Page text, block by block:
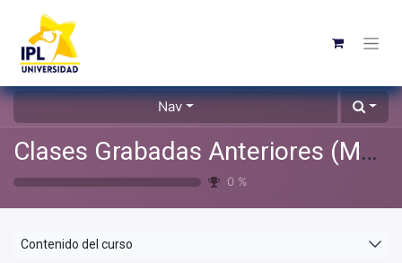
Nav
Clases Grabadas Anteriores (Material de apoyo para alumnos)
0 %
Contenido del curso